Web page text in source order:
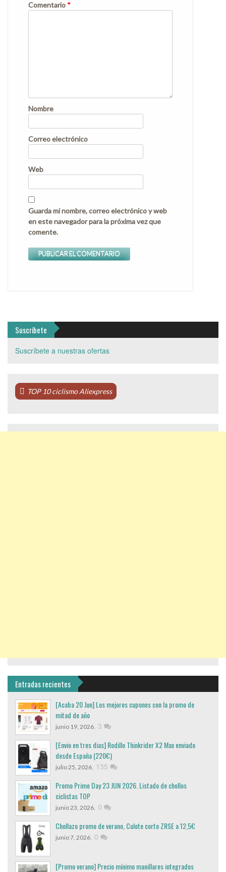
Comentario *
Nombre
Correo electrónico
Web
Guarda mi nombre, correo electrónico y web
en este navegador para la próxima vez que
comente.
Suscríbete
Suscríbete a nuestras ofertas
TOP 10 ciclismo Aliexpress
Entradas recientes
[Acaba 20 Jun] Los mejores cupones con la promo de
mitad de año
junio 19, 2026, 3
[Envio en tres dias] Rodillo Thinkrider X2 Max enviado
desde España (220€)
julio 25, 2026, 135
Promo Prime Day 23 JUN 2026. Listado de chollos
ciclistas TOP
junio 23, 2026, 0
Chollazo promo de verano, Culote corto ZRSE a 12,5€
junio 7, 2026, 0
[Promo verano] Precio mínimo manillares integrados